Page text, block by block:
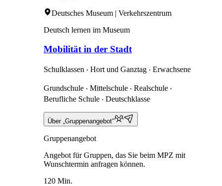
Deutsches Museum | Verkehrszentrum
Deutsch lernen im Museum
Mobilität in der Stadt
Schulklassen ‧ Hort und Ganztag ‧ Erwachsene
Grundschule ‧ Mittelschule ‧ Realschule ‧
Berufliche Schule ‧ Deutschklasse
Über „Gruppenangebot“
Gruppenangebot
Angebot für Gruppen, das Sie beim MPZ mit
Wunschtermin anfragen können.
120 Min.